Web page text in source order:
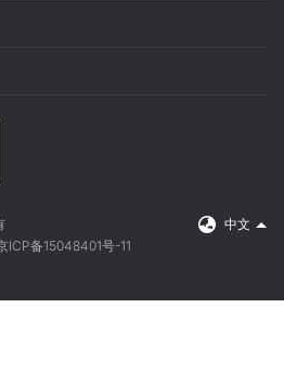
中文
ICP备15048401号-11